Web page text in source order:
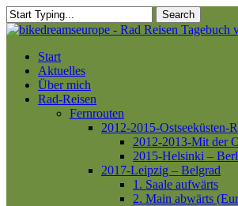
Skip
to
content
Search
Close
Menu
Start
Aktuelles
Über mich
Rad-Reisen
Fernrouten
2012-2015-Ostseeküsten-
2012-2013-Mit der
2015-Helsinki –
2017-Leipzig – Belgrad
1. Saale aufwärts
2. Main abwärts